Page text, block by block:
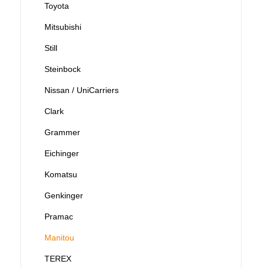
Toyota
Mitsubishi
Still
Steinbock
Nissan / UniCarriers
Clark
Grammer
Eichinger
Komatsu
Genkinger
Pramac
Manitou
TEREX